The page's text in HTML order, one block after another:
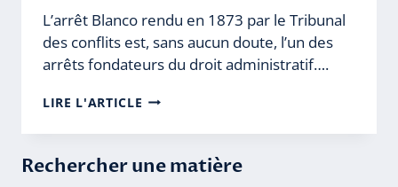
L’arrêt Blanco rendu en 1873 par le Tribunal
des conflits est, sans aucun doute, l’un des
arrêts fondateurs du droit administratif….
LIRE L'ARTICLE L’ARRÊT
DU
FÉVRIER
Rechercher une matière